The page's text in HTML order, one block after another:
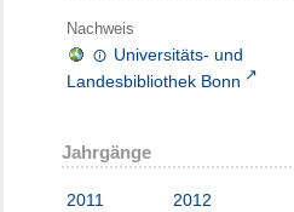
Nachweis
Universitäts- und
Landesbibliothek Bonn
Jahrgänge
2011
2012